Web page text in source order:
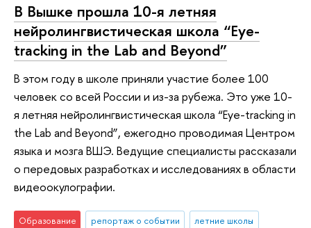
В Вышке прошла 10-я летняя
нейролингвистическая школа “Eye-
tracking in the Lab and Beyond”
В этом году в школе приняли участие более 100
человек со всей России и из-за рубежа. Это уже 10-
я летняя нейролингвистическая школа “Eye-tracking in
the Lab and Beyond”, ежегодно проводимая Центром
языка и мозга ВШЭ. Ведущие специалисты рассказали
о передовых разработках и исследованиях в области
видеоокулографии.
Образование репортаж о событии
летние школы